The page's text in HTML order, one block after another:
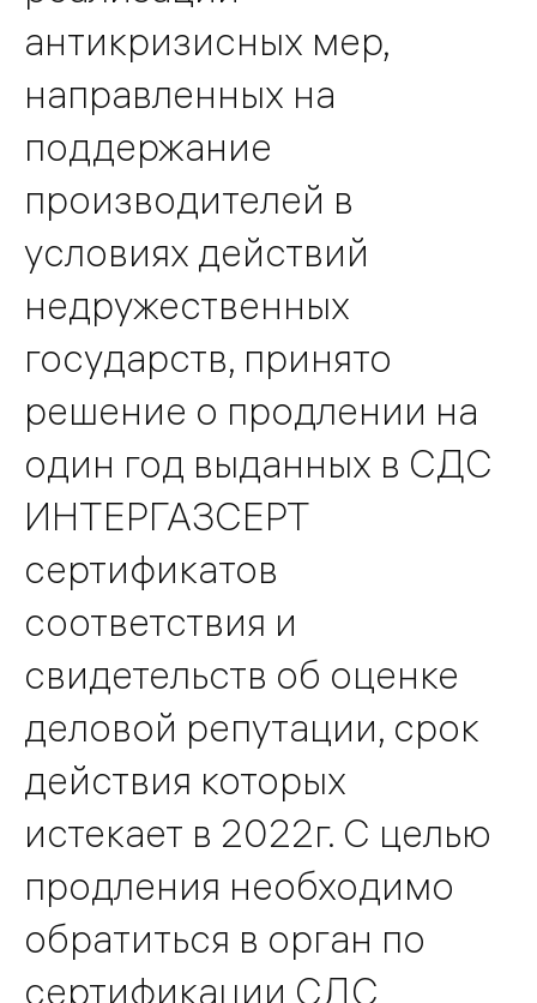
антикризисных мер,
направленных на
поддержание
производителей в
условиях действий
недружественных
государств, принято
решение о продлении на
один год выданных в СДС
ИНТЕРГАЗСЕРТ
сертификатов
соответствия и
свидетельств об оценке
деловой репутации, срок
действия которых
истекает в 2022г. С целью
продления необходимо
обратиться в орган по
сертификации СДС